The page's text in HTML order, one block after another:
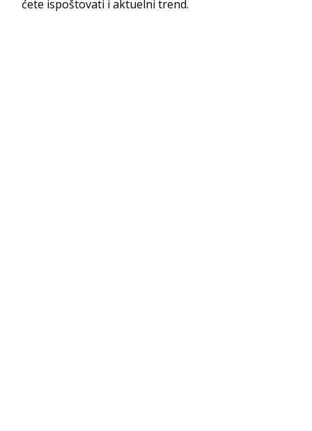
ćete ispoštovati i aktuelni trend.